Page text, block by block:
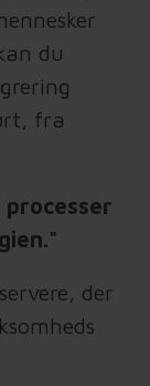
du
fra
processer
der